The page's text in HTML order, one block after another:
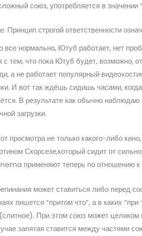
союз, употребляется в значении
Принцип строгой ответственности
все нормально, Ютуб работает, нет
с тем, что пока Ютуб будет, возможно,
а не работает популярный
И вот так ждёшь сидишь часами,
В результате как обычно
загрузки.
просмотра не только какого-либо
Скорсезе,который сидит от
применяют теперь по отношению
может ставиться либо перед
пишется “притом что”, а в каких
При этом союз может
запятая ставится между частями